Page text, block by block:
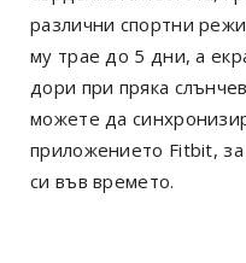
различни спортни
му трае до 5 дни, а
дори при пряка
можете да
приложението Fitbit,
си във времето.